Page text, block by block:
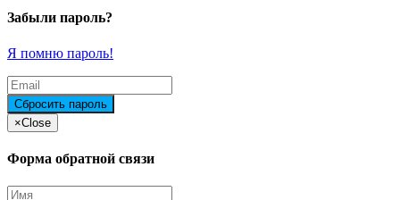
Забыли пароль?
Я помню пароль!
×Close
Форма обратной связи